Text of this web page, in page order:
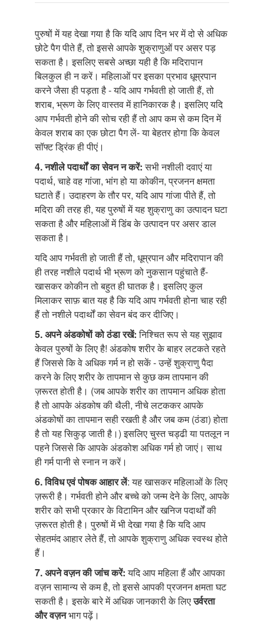
पुरुषों में यह देखा गया है कि यदि आप दिन भर में दो से अधिक
छोटे पैग पीते हैं, तो इससे आपके शुक्राणुओं पर असर पड़
सकता है। इसलिए सबसे अच्छा यही है कि मदिरापान
बिलकुल ही न करें। महिलाओं पर इसका प्रभाव धूम्रपान
करने जैसा ही पड़ता है - यदि आप गर्भवती हो जाती हैं, तो
शराब, भ्रूण के लिए वास्तव में हानिकारक है। इसलिए यदि
आप गर्भवती होने की सोच रही हैं तो आप कम से कम दिन में
केवल शराब का एक छोटा पैग लें- या बेहतर होगा कि केवल
सॉफ्ट ड्रिंक ही पीएं।
4. नशीलेपदार्थों का सेवन न करें:सभी नशीली दवाएं या
पदार्थ, चाहे वह गांजा, भांग हो या कोकीन, प्रजनन क्षमता
घटाते हैं। उदाहरण के तौर पर, यदि आप गांजा पीते हैं, तो
मदिरा की तरह ही, यह पुरुषों में यह शुक्राणु का उत्पादन घटा
सकता है और महिलाओं में डिंब के उत्पादन पर असर डाल
सकता है।
यदि आप गर्भवती हो जाती हैं तो, धूम्रपान और मदिरापान की
ही तरह नशीले पदार्थ भी भ्रूण को नुकसान पहुंचाते हैं-
खासकर कोकीन तो बहुत ही घातक है। इसलिए कुल
मिलाकर साफ़ बात यह है कि यदि आप गर्भवती होना चाह रही
हैं तो नशीले पदार्थों का सेवन बंद कर दीजिए।
5. अपने अंडकोषोंको ठंडा रखें:निश्चित रूप से यह सुझाव
केवल पुरुषों के लिए है! अंडकोष शरीर के बाहर लटकते रहते
हैं जिससे कि वे अधिक गर्म न हो सकें - उन्हें शुक्राणु पैदा
करने के लिए शरीर के तापमान से कुछ कम तापमान की
ज़रूरत होती है। (जब आपके शरीर का तापमान अधिक होता
है तो आपके अंडकोष की थैली, नीचे लटककर आपके
अंडकोषों का तापमान सही रखती है और जब कम (ठंडा) होता
है तो यह सिकुड़ जाती है।) इसलिए चुस्त चड्ढी या पतलून न
पहने जिससे कि आपके अंडकोश अधिक गर्म हो जाएं। साथ
ही गर्म पानी से स्नान न करें।
6. विविध एवं पोषकआहार लें: यह खासकर महिलाओं के लिए
ज़रूरी है। गर्भवती होने और बच्चे को जन्म देने के लिए, आपके
शरीर को सभी प्रकार के विटामिन और खनिज पदार्थों की
ज़रूरत होती है। पुरुषों में भी देखा गया है कि यदि आप
सेहतमंद आहार लेते हैं, तो आपके शुक्राणु अधिक स्वस्थ होते
हैं।
7. अपने वज़न की जांच करें:यदि आप महिला हैं और आपका
वज़न सामान्य से कम है, तो इससे आपकी प्रजनन क्षमता घट
सकती है। इसके बारे में अधिक जानकारी के लिएउर्वरता
और वज़नभाग पढ़ें।